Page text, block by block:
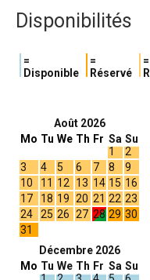
Disponibilités
=
Disponible
=
Réservé
=
Août 2026
Mo Tu We Th Fr Sa
1
Su
2
3
4 5 6 7 8
9
10
11 12 13 14 15 16
17
18 19 20 21 22 23
24
25 26 27 28 29 30
31
Décembre 2026
Mo Tu We Th Fr Sa Su